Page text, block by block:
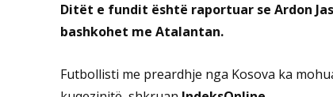
Ditët e fundit është raportuar se Ardon
bashkohet me Atalantan.
Futbollisti me preardhje nga Kosova ka